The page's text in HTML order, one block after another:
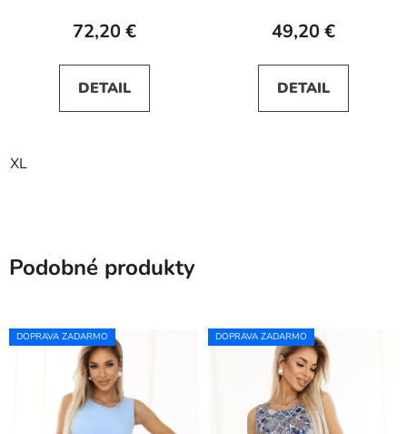
72,20 €
DETAIL
XL
49,20 €
DETAIL
Podobné produkty
DOPRAVA ZADARMO DOPRAVA ZADARMO